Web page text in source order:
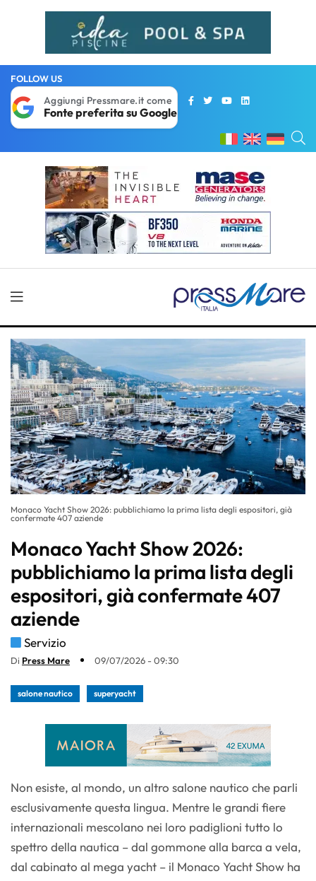
FOLLOW US
Aggiungi Pressmare.it come
Fonte preferita su Google
Monaco Yacht Show 2026: pubblichiamo la prima lista degli espositori, già
confermate 407 aziende
Monaco Yacht Show 2026:
pubblichiamo la prima lista degli
espositori, già confermate 407
aziende
Servizio
Di Press Mare 09/07/2026 - 09:30
salone nautico superyacht
Non esiste, al mondo, un altro salone nautico che parli
esclusivamente questa lingua. Mentre le grandi fiere
internazionali mescolano nei loro padiglioni tutto lo
spettro della nautica – dal gommone alla barca a vela,
dal cabinato al mega yacht – il Monaco Yacht Show ha